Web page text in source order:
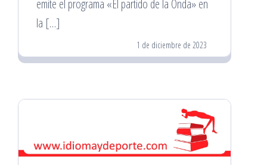
emite el programa «El partido de la Onda» en
la […]
1 de diciembre de 2023